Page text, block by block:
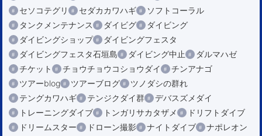
セソコテグリ
セダカカワハギ
ソフトコーラル
タンクメンテナンス
ダイビグ
ダイビング
ダイビングショップ
ダイビングフェスタ
ダイビングフェスタ石垣島
ダイビング中止
ダルマハゼ
チケット
チョウチョウコショウダイ
チンアナゴ
ツアーblog
ツアーブログ
ツノダシの群れ
テングカワハギ
テンジクダイ群
デバスズメダイ
トレーニングダイブ
トンガリサカタザメ
ドリフトダイブ
ドリームスター
ドローン撮影 ナイトダイブ
ナポレオン